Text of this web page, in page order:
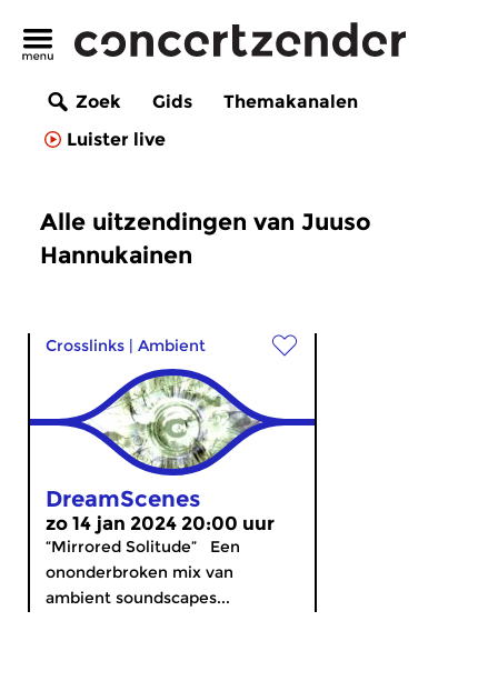
Zoek Gids
Themakanalen
Luister live
Alle uitzendingen van Juuso
Hannukainen
Crosslinks | Ambient
DreamScenes
zo 14 jan 2024 20:00 uur
“Mirrored Solitude” Een
ononderbroken mix van
ambient soundscapes...